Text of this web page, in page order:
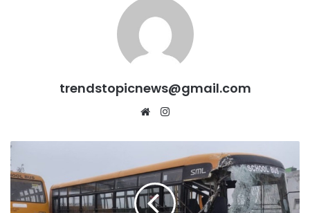
trendstopicnews@gmail.com
Website
मोहाली
में
हादसा:
धुंध
के